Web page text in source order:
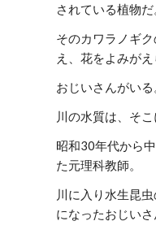
されている植物だ
そのカワラノギ
え、花をよみが
おじいさんがいる
川の水質は、そ
昭和30年代から
た元理科教師。
川に入り水生昆
になったおじいさ